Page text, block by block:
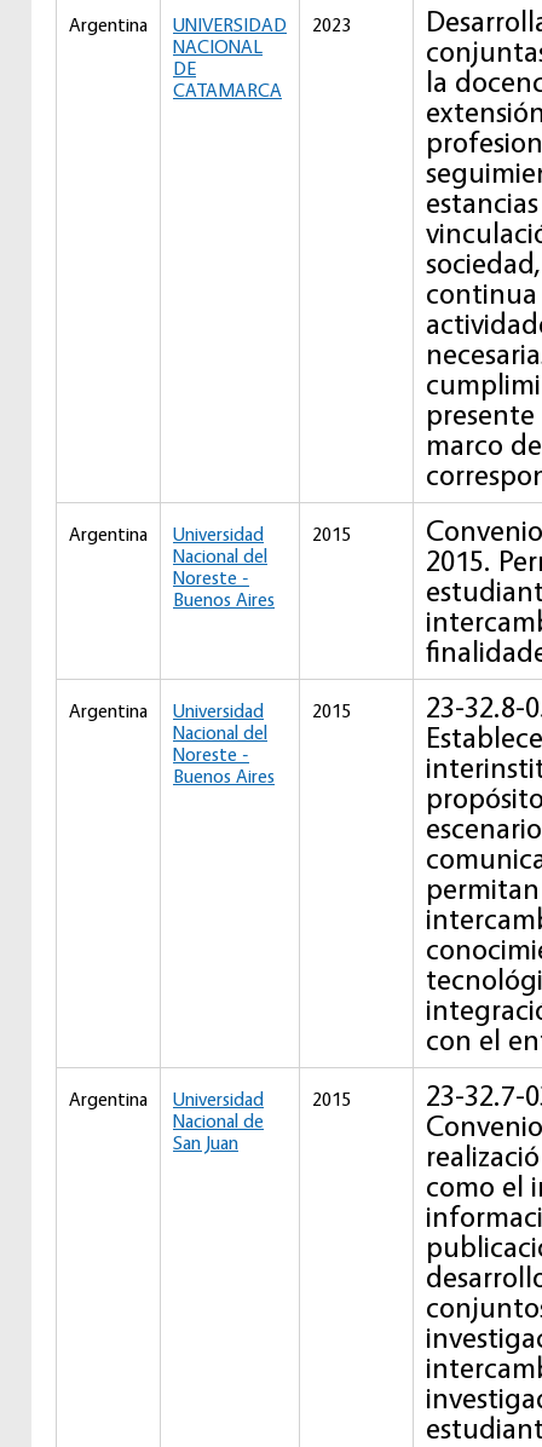
Argentina
UNIVERSIDAD
NACIONAL
DE
CATAMARCA
2023
la
continua
marco
Argentina
Universidad
Nacional del
Noreste -
Buenos Aires
2015
2015.
Argentina
Universidad
Nacional del
Noreste -
Buenos Aires
2015
23-32.8-
con el
Argentina
Universidad
Nacional de
San Juan
2015
23-32.7-
como el